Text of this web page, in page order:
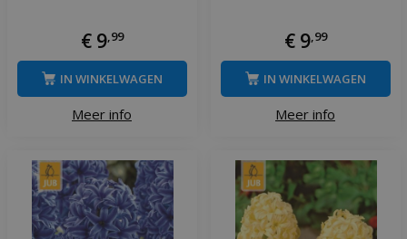
€ 9,99
Meer info
IN WINKELWAGEN
€ 9,99
Meer info
IN WINKELWAGEN